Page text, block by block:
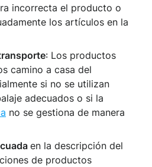
incorrecta el producto o
los artículos en la
: Los productos
camino a casa del
si no se utilizan
adecuados o si la
no se gestiona de manera
en la descripción del
de productos